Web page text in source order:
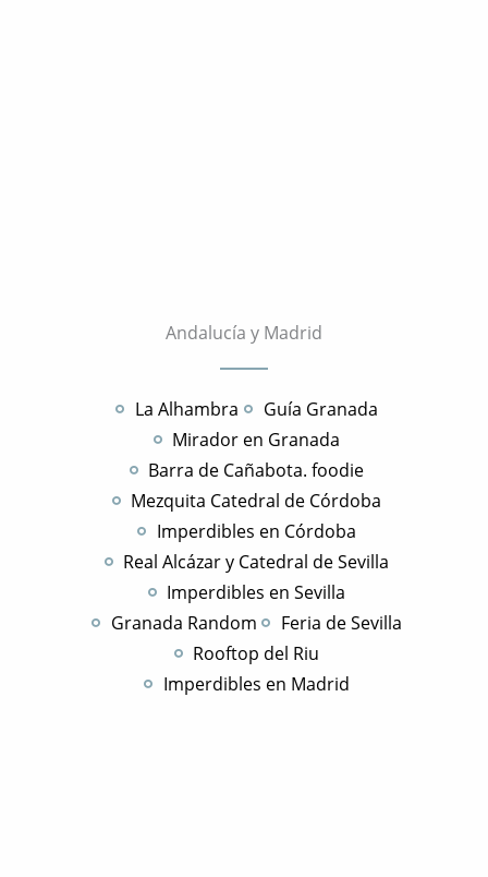
Andalucía y Madrid
La Alhambra
Guía Granada
Mirador en Granada
Barra de Cañabota. foodie
Mezquita Catedral de Córdoba
Imperdibles en Córdoba
Real Alcázar y Catedral de Sevilla
Imperdibles en Sevilla
Granada Random
Feria de Sevilla
Rooftop del Riu
Imperdibles en Madrid